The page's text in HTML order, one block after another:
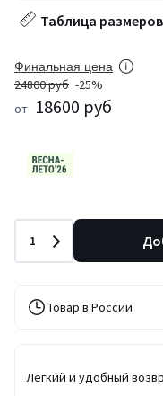
Таблица размеров
Финальная цена
24800 руб -25%
от 18600 руб
Количество
1
Товар в России
Легкий и удобный